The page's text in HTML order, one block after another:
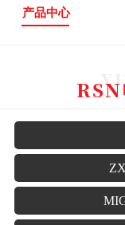
产品中心
RSN